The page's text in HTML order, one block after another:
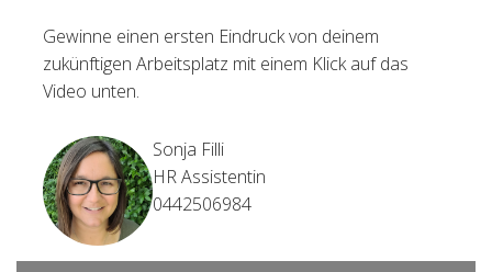
Gewinne einen ersten Eindruck von deinem
zukünftigen Arbeitsplatz mit einem Klick auf das
Video unten.
Sonja Filli
HR Assistentin
0442506984